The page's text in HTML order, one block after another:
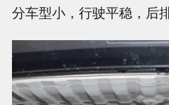
分车型小，行驶平稳，后